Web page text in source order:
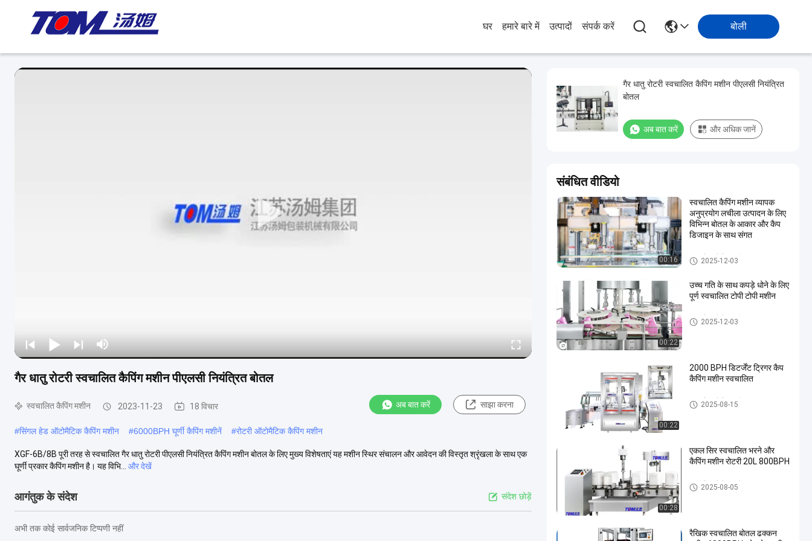
घर हमारे बारे में उत्पादों संपर्क करें बोली
गैर धातु रोटरी स्वचालित कैपिंग मशीन पीएलसी नियंत्रित बोतल
स्वचालित कैपिंग मशीन 2023-11-23 18 विचार अब बात करें साझा करना
#सिंगल हेड ऑटोमैटिक कैपिंग मशीन #6000BPH घूर्णी कैपिंग मशीनें #रोटरी ऑटोमैटिक कैपिंग मशीन
XGF-6B/8B पूरी तरह से स्वचालित गैर धातु रोटरी पीएलसी नियंत्रित कैपिंग मशीन बोतल के लिए मुख्य विशेषताएं यह मशीन स्थिर संचालन और आवेदन की विस्तृत श्रृंखला के साथ एक
घूर्णी प्रकार कैपिंग मशीन है। यह विभि...
और देखें
आगंतुक के संदेश संदेश छोड़ें
अभी तक कोई सार्वजनिक टिप्पणी नहीं
गैर धातु रोटरी स्वचालित कैपिंग मशीन पीएलसी नियंत्रित
बोतल
अब बात करें और अधिक जानें
संबंधित वीडियो
00:16
स्वचालित कैपिंग मशीन व्यापक
अनुप्रयोग लचीला उत्पादन के लिए
विभिन्न बोतल के आकार और कैप
डिजाइन के साथ संगत
स्वचालित कैपिंग मशीन
2025-12-03
00:22
उच्च गति के साथ कपड़े धोने के लिए
पूर्ण स्वचालित टोपी टोपी मशीन
स्वचालित कैपिंग मशीन
2025-12-03
00:22
2000 BPH डिटर्जेंट ट्रिगर कैप
कैपिंग मशीन स्वचालित
स्वचालित कैपिंग मशीन
2025-08-15
00:28
एकल सिर स्वचालित भरने और
कैपिंग मशीन रोटरी 20L 800BPH
स्वचालित कैपिंग मशीन
2025-08-05
रैखिक स्वचालित बोतल ढक्कन